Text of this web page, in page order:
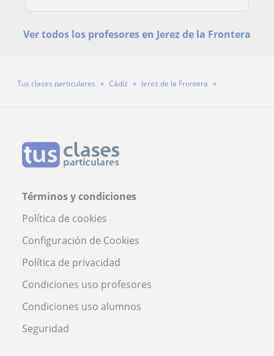
Ver todos los profesores en Jerez de la Frontera
Tus clases particulares Cádiz
Jerez de la Frontera
Términos y condiciones
Política de cookies
Configuración de Cookies
Política de privacidad
Condiciones uso profesores
Condiciones uso alumnos
Seguridad